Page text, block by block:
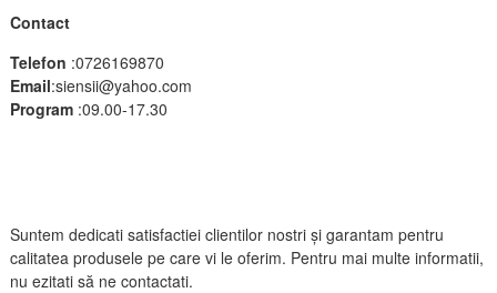
Contact
Telefon :0726169870
Email:siensii@yahoo.com
Program:09.00-17.30
Suntem dedicati satisfactiei clientilor nostri și garantam pentru
calitatea produsele pe care vi le oferim. Pentru mai multe informatii,
nu ezitati să ne contactati.